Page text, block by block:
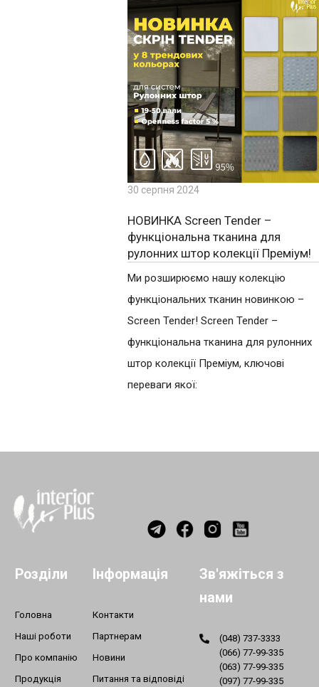
30 серпня 2024
НОВИНКА Screen Tender –
функціональна тканина для
рулонних штор колекції Преміум!
Ми розширюємо нашу колекцію
функціональних тканин новинкою –
Screen Tender! Screen Tender –
функціональна тканина для рулонних
штор колекції Преміум, ключові
переваги якої:
Розділи
Головна
Наші роботи
Про компанію
Продукція
Інформація
Контакти
Партнерам
Новини
Питання та відповіді
Зв'яжіться з
нами
(048) 737-3333
(066) 77-99-335
(063) 77-99-335
(097) 77-99-335